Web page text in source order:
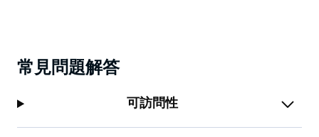
常見問題解答
可訪問性